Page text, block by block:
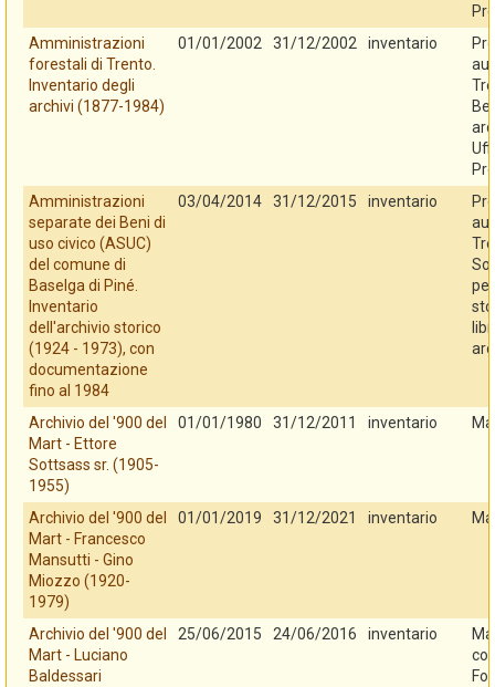
Amministrazioni
forestali di Trento.
Inventario degli
archivi (1877-1984)
01/01/2002 31/12/2002 inventario
Amministrazioni
separate dei Beni di
uso civico (ASUC)
del comune di
Baselga di Piné.
Inventario
dell'archivio storico
(1924 - 1973), con
documentazione
fino al 1984
03/04/2014 31/12/2015 inventario
Archivio del '900 del
Mart - Ettore
Sottsass sr. (1905-
1955)
01/01/1980 31/12/2011 inventario
Archivio del '900 del
Mart - Francesco
Mansutti - Gino
Miozzo (1920-
1979)
01/01/2019 31/12/2021 inventario
Archivio del '900 del
Mart - Luciano
Baldessari
25/06/2015 24/06/2016 inventario